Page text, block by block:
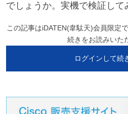
でしょうか。実機で検証して
この記事はiDATEN(韋駄天)会員限定
続きをお読みいた
ログインして続